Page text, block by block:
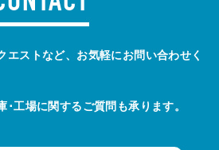
エストなど、お気軽にお問い合わせく
工場に関するご質問も承ります。